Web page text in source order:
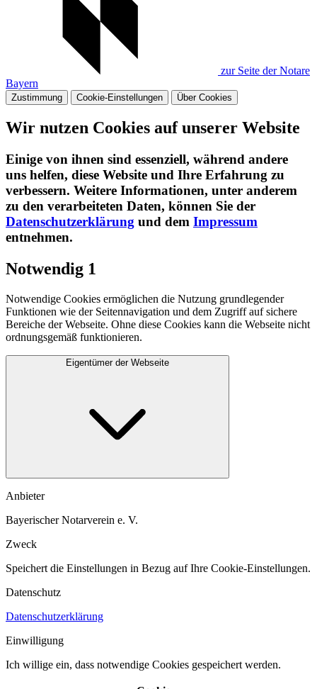
zur Seite der Notare
Bayern
Zustimmung Cookie-Einstellungen Über Cookies
Wir nutzen Cookies auf unserer Website
Einige von ihnen sind essenziell, während andere
uns helfen, diese Website und Ihre Erfahrung zu
verbessern. Weitere Informationen, unter anderem
zu den verarbeiteten Daten, können Sie der
Datenschutzerklärung und dem Impressum
entnehmen.​
Notwendig 1
Notwendige Cookies ermöglichen die Nutzung grundlegender
Funktionen wie der Seitennavigation und dem Zugriff auf sichere
Bereiche der Webseite. Ohne diese Cookies kann die Webseite nicht
ordnungsgemäß funktionieren.
Eigentümer der Webseite
Anbieter
Bayerischer Notarverein e. V.
Zweck
Speichert die Einstellungen in Bezug auf Ihre Cookie-Einstellungen.​
Datenschutz
Datenschutzerklärung
Einwilligung
Ich willige ein, dass notwendige Cookies gespeichert werden.​